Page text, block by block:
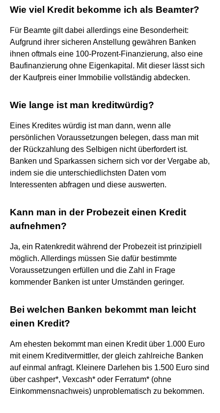
Wie viel Kredit bekomme ich als Beamter?
Für Beamte gilt dabei allerdings eine Besonderheit:
Aufgrund ihrer sicheren Anstellung gewähren Banken
ihnen oftmals eine 100-Prozent-Finanzierung, also eine
Baufinanzierung ohne Eigenkapital. Mit dieser lässt sich
der Kaufpreis einer Immobilie vollständig abdecken.
Wie lange ist man kreditwürdig?
Eines Kredites würdig ist man dann, wenn alle
persönlichen Voraussetzungen belegen, dass man mit
der Rückzahlung des Selbigen nicht überfordert ist.
Banken und Sparkassen sichern sich vor der Vergabe ab,
indem sie die unterschiedlichsten Daten vom
Interessenten abfragen und diese auswerten.
Kann man in der Probezeit einen Kredit
aufnehmen?
Ja, ein Ratenkredit während der Probezeit ist prinzipiell
möglich. Allerdings müssen Sie dafür bestimmte
Voraussetzungen erfüllen und die Zahl in Frage
kommender Banken ist unter Umständen geringer.
Bei welchen Banken bekommt man leicht
einen Kredit?
Am ehesten bekommt man einen Kredit über 1.000 Euro
mit einem Kreditvermittler, der gleich zahlreiche Banken
auf einmal anfragt. Kleinere Darlehen bis 1.500 Euro sind
über cashper*, Vexcash* oder Ferratum* (ohne
Einkommensnachweis) unproblematisch zu bekommen.